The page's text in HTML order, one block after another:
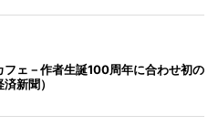
フェ－作者生誕100周年に合わせ初の
新聞）